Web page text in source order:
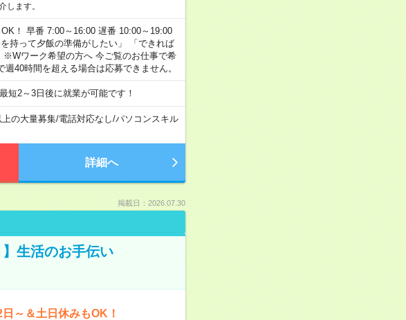
ます。
！ 早番 7:00～16:00 遅番 10:00～19:00
持って夕飯の準備がしたい」 「できれば
ワーク希望の方へ 今ご覧のお仕事で希
40時間を超える場合は応募できません。
短2～3日後に就業が可能です！
の大量募集/電話対応なし/パソコンスキル
詳細へ
掲載日：2026.07.30
生活のお手伝い
～＆土日休みもOK！